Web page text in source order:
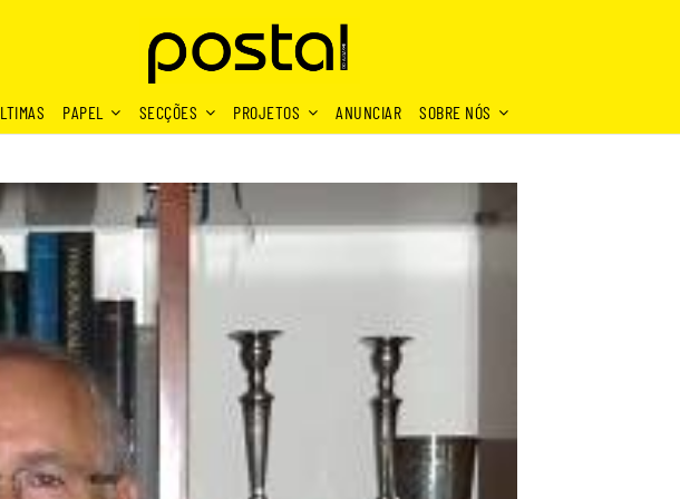
PAPEL SECÇÕES PROJETOS ANUNCIAR SOBRE NÓS